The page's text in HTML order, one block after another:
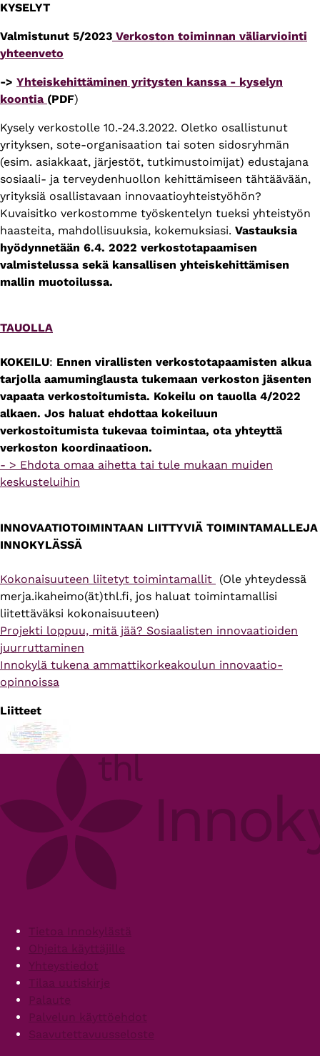
KYSELYT
Valmistunut 5/2023 Verkoston toiminnan väliarviointi
yhteenveto
-> Yhteiskehittäminen yritysten kanssa - kyselyn
koontia (PDF)
Kysely verkostolle 10.-24.3.2022. Oletko osallistunut
yrityksen, sote-organisaation tai soten sidosryhmän
(esim. asiakkaat, järjestöt, tutkimustoimijat) edustajana
sosiaali- ja terveydenhuollon kehittämiseen tähtäävään,
yrityksiä osallistavaan innovaatioyhteistyöhön?
Kuvaisitko verkostomme työskentelyn tueksi yhteistyön
haasteita, mahdollisuuksia, kokemuksiasi. Vastauksia
hyödynnetään 6.4. 2022 verkostotapaamisen
valmistelussa sekä kansallisen yhteiskehittämisen
mallin muotoilussa.
TAUOLLA
KOKEILU: Ennen virallisten verkostotapaamisten alkua
tarjolla aamuminglausta tukemaan verkoston jäsenten
vapaata verkostoitumista. Kokeilu on tauolla 4/2022
alkaen. Jos haluat ehdottaa kokeiluun
verkostoitumista tukevaa toimintaa, ota yhteyttä
verkoston koordinaatioon.
- > Ehdota omaa aihetta tai tule mukaan muiden
keskusteluihin
INNOVAATIOTOIMINTAAN LIITTYVIÄ TOIMINTAMALLEJA
INNOKYLÄSSÄ
Kokonaisuuteen liitetyt toimintamallit (Ole yhteydessä
merja.ikaheimo(ät)thl.fi, jos haluat toimintamallisi
liitettäväksi kokonaisuuteen)
Projekti loppuu, mitä jää? Sosiaalisten innovaatioiden
juurruttaminen
Innokylä tukena ammattikorkeakoulun innovaatio-
opinnoissa
Liitteet
FooterTietoa Innokylästä
Ohjeita käyttäjille
Yhteystiedot
Tilaa uutiskirje
Palaute
Palvelun käyttöehdot
Saavutettavuusseloste